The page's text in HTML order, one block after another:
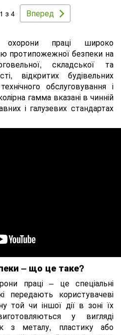
1 з 4 Вперед
праці широко
протипожежної безпеки на
складської та
відкритих будівельних
обслуговування і
гамма вказані в чинній
і галузевих стандартах
– що це таке?
праці – це спеціальні
передають користувачеві
той чи іншої дії в зоні їх
у вигляді
з металу, пластику або